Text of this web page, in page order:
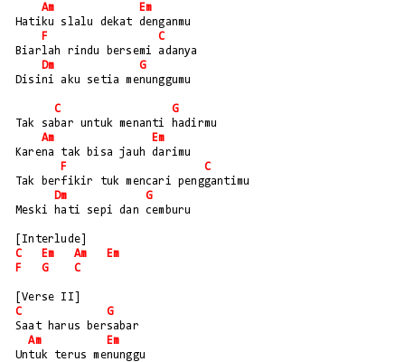
Am
Em
Hatiku slalu dekat denganmu
F
C
Biarlah rindu bersemi adanya
Dm
G
Disini aku setia menunggumu
C
G
Tak sabar untuk menanti hadirmu
Am
Em
Karena tak bisa jauh darimu
F
C
Tak berfikir tuk mencari penggantimu
Dm
G
Meski hati sepi dan cemburu
[Interlude]
C
Em Am
Em
F
G C
[Verse II]
C
G
Saat harus bersabar
Am
Em
Untuk terus menunggu